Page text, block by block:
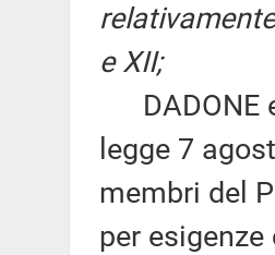
e XII;
DADONE
legge 7
membri del
per